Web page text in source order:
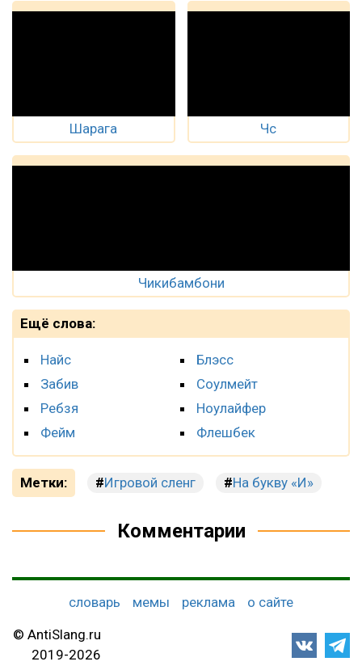
Шарага Чс
Чикибамбони
Ещё слова:
Найс
Забив
Ребзя
Фейм
Блэсс
Соулмейт
Ноулайфер
Флешбек
Метки: Игровой сленг На букву «И»
Комментарии
© AntiSlang.ru
2019-2026
словарь мемы реклама о сайте